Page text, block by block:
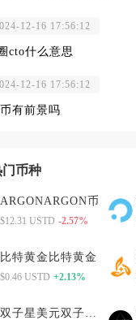
12-16 17:56:12
cto什么意思
12-16 17:56:12
有前景吗
门币种
ARGONARGON币
$12.31 USTD -2.57%
比特黄金比特黄金
$0.46 USTD +2.13%